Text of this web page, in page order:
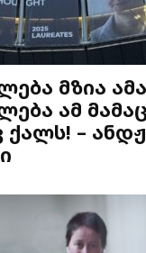
მზია
ამ
ქალს! –